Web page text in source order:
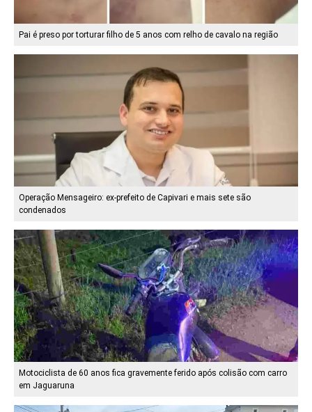
Pai é preso por torturar filho de 5 anos com relho de cavalo na região
Operação Mensageiro: ex-prefeito de Capivari e mais sete são
condenados
Motociclista de 60 anos fica gravemente ferido após colisão com carro
em Jaguaruna